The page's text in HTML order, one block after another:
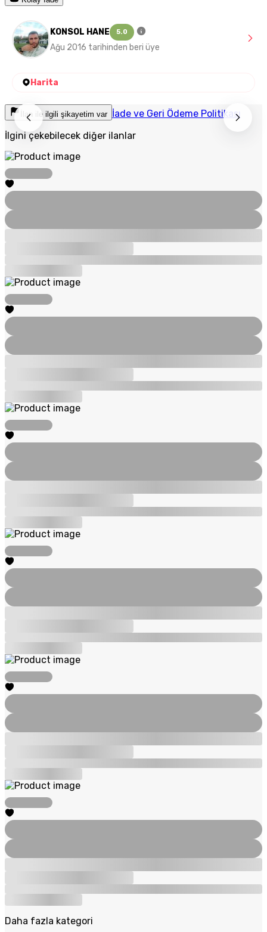
KONSOL HANE 5.0
Ağu 2016 tarihinden beri üye
Harita
İlan ile ilgili şikayetim var İade ve Geri Ödeme Politikası
İlgini çekebilecek diğer ilanlar
Daha fazla kategori